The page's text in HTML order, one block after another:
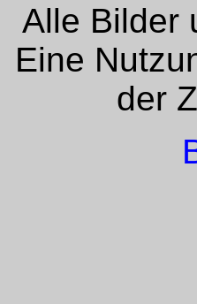
Alle Bilder
Eine
der